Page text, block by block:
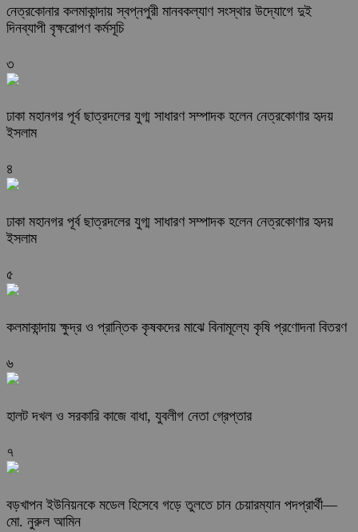
নেত্রকোনার কলমাকান্দায় স্বপ্নপুরী মানবকল্যাণ সংস্থার উদ্যোগে দুই
দিনব্যাপী বৃক্ষরোপণ কর্মসূচি
৩
ঢাকা মহানগর পূর্ব ছাত্রদলের যুগ্ম সাধারণ সম্পাদক হলেন নেত্রকোণার হৃদয়
ইসলাম
৪
ঢাকা মহানগর পূর্ব ছাত্রদলের যুগ্ম সাধারণ সম্পাদক হলেন নেত্রকোণার হৃদয়
ইসলাম
৫
কলমাকান্দায় ক্ষুদ্র ও প্রান্তিক কৃষকদের মাঝে বিনামূল্যে কৃষি প্রণোদনা বিতরণ
৬
হালট দখল ও সরকারি কাজে বাধা, যুবলীগ নেতা গ্রেপ্তার
৭
বড়খাপন ইউনিয়নকে মডেল হিসেবে গড়ে তুলতে চান চেয়ারম্যান পদপ্রার্থী—
মো. নুরুল আমিন